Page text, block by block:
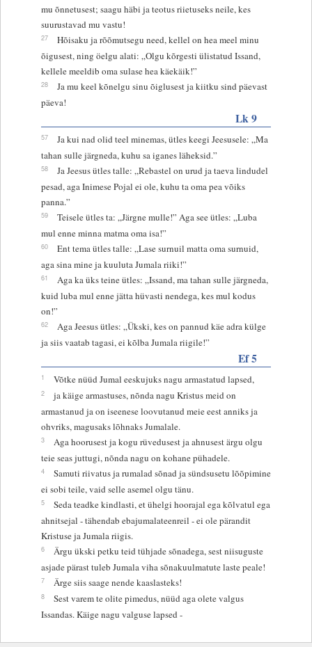
mu õnnetusest; saagu häbi ja teotus riietuseks neile, kes
suurustavad mu vastu!
27
Hõisaku ja rõõmutsegu need, kellel on hea meel minu
õigusest, ning öelgu alati: „Olgu kõrgesti ülistatud Issand,
kellele meeldib oma sulase hea käekäik!”
28
Ja mu keel kõnelgu sinu õiglusest ja kiitku sind päevast
päeva!
Lk 9
57
Ja kui nad olid teel minemas, ütles keegi Jeesusele: „Ma
tahan sulle järgneda, kuhu sa iganes läheksid.”
58
Ja Jeesus ütles talle: „Rebastel on urud ja taeva lindudel
pesad, aga Inimese Pojal ei ole, kuhu ta oma pea võiks
panna.”
59
Teisele ütles ta: „Järgne mulle!” Aga see ütles: „Luba
mul enne minna matma oma isa!”
60
Ent tema ütles talle: „Lase surnuil matta oma surnuid,
aga sina mine ja kuuluta Jumala riiki!”
61
Aga ka üks teine ütles: „Issand, ma tahan sulle järgneda,
kuid luba mul enne jätta hüvasti nendega, kes mul kodus
on!”
62
Aga Jeesus ütles: „Ükski, kes on pannud käe adra külge
ja siis vaatab tagasi, ei kõlba Jumala riigile!”
Ef 5
1 Võtke nüüd Jumal eeskujuks nagu armastatud lapsed,
2
ja käige armastuses, nõnda nagu Kristus meid on
armastanud ja on iseenese loovutanud meie eest anniks ja
ohvriks, magusaks lõhnaks Jumalale.
3
Aga hoorusest ja kogu rüvedusest ja ahnusest ärgu olgu
teie seas juttugi, nõnda nagu on kohane pühadele.
4
Samuti riivatus ja rumalad sõnad ja sündsusetu lõõpimine
ei sobi teile, vaid selle asemel olgu tänu.
5
Seda teadke kindlasti, et ühelgi hoorajal ega kõlvatul ega
ahnitsejal - tähendab ebajumalateenreil - ei ole pärandit
Kristuse ja Jumala riigis.
6
Ärgu ükski petku teid tühjade sõnadega, sest niisuguste
asjade pärast tuleb Jumala viha sõnakuulmatute laste peale!
7 Ärge siis saage nende kaaslasteks!
8
Sest varem te olite pimedus, nüüd aga olete valgus
Issandas. Käige nagu valguse lapsed -